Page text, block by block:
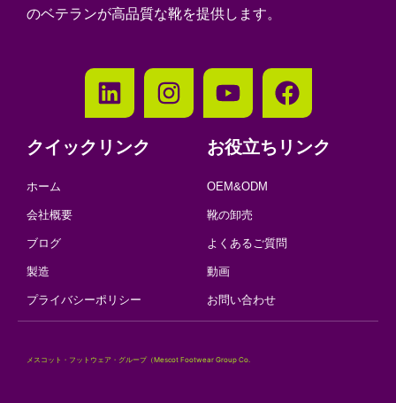
のベテランが高品質な靴を提供します。
クイックリンク
ホーム
会社概要
ブログ
製造
プライバシーポリシー
お役立ちリンク
OEM&ODM
靴の卸売
よくあるご質問
動画
お問い合わせ
メスコット・フットウェア・グループ（Mescot Footwear Group Co.